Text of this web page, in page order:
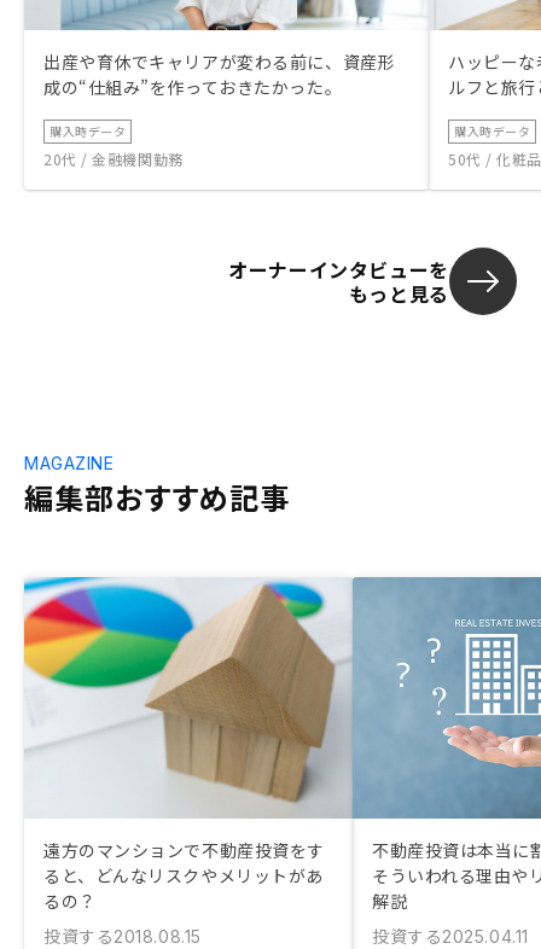
出産や育休でキャリアが変わる前に、資産形
成の“仕組み”を作っておきたかった。
購入時データ
20代 / 金融機関勤務
ハッピー
ルフと旅
購入時データ
50代 / 化粧
オーナーインタビューを
もっと見る
編集部おすすめ記事
MAGAZINE
遠方のマンションで不動産投資をす
ると、どんなリスクやメリットがあ
るの？
投資する2018.08.15
不動産投資は本当に
そういわれる理由や
解説
投資する2025.04.11